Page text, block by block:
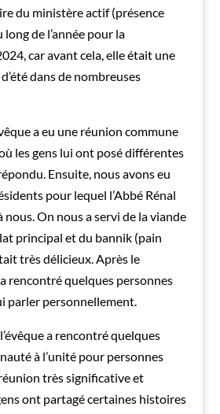
du ministère actif (présence
de l’année pour la
car avant cela, elle était une
dans de nombreuses
a eu une réunion commune
les gens lui ont posé différentes
Ensuite, nous avons eu
pour lequel l’Abbé Rénal
nous. On nous a servi de la viande
principal et du bannik (pain
très délicieux. Après le
rencontré quelques personnes
parler personnellement.
a rencontré quelques
à l’unité pour personnes
très significative et
ont partagé certaines histoires